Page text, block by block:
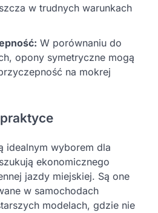
w trudnych warunkach
W porównaniu do
opony symetryczne mogą
na mokrej
idealnym wyborem dla
ekonomicznego
jazdy miejskiej. Są one
w samochodach
modelach, gdzie nie